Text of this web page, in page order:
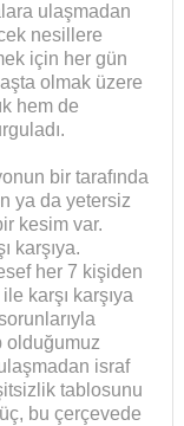
ulaşmadan
nesillere
için her gün
olmak üzere
hem de
bir tarafında
ya da yetersiz
kesim var.
karşıya.
her 7 kişiden
karşı karşıya
olduğumuz
israf
tablosunu
bu çerçevede